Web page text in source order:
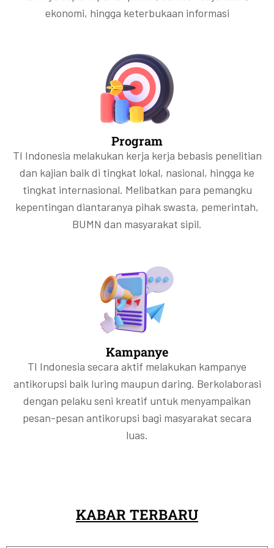
ekonomi, hingga keterbukaan informasi
Program
TI Indonesia melakukan kerja kerja bebasis penelitian
dan kajian baik di tingkat lokal, nasional, hingga ke
tingkat internasional. Melibatkan para pemangku
kepentingan diantaranya pihak swasta, pemerintah,
BUMN dan masyarakat sipil.
Kampanye
TI Indonesia secara aktif melakukan kampanye
antikorupsi baik luring maupun daring. Berkolaborasi
dengan pelaku seni kreatif untuk menyampaikan
pesan-pesan antikorupsi bagi masyarakat secara
luas.
KABAR TERBARU